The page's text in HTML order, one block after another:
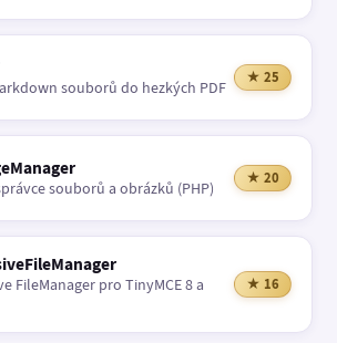
souborů do hezkých PDF
★ 25
souborů a obrázků (PHP)
★ 20
FileManager pro TinyMCE 8 a
★ 16